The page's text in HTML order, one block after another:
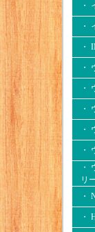
・
・
・
・
・
・
・
・
・
リ
・
・